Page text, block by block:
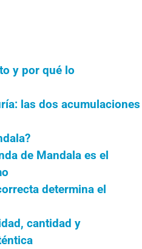
y por qué lo
las dos acumulaciones
de Mandala es el
determina el
cantidad y